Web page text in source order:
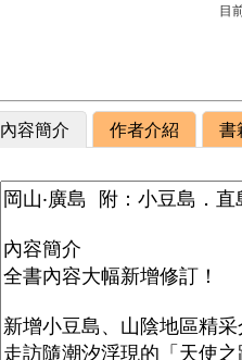
目
內容簡介 作者介紹 書